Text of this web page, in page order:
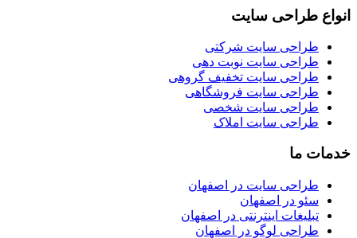
انواع طراحی سایت
طراحی سایت شرکتی
طراحی سایت نوبت دهی
طراحی سایت تخفیف گروهی
طراحی سایت فروشگاهی
طراحی سایت شخصی
طراحی سایت املاک
خدمات ما
طراحی سایت در اصفهان
سئو در اصفهان
تبلیغات اینترنتی در اصفهان
طراحی لوگو در اصفهان